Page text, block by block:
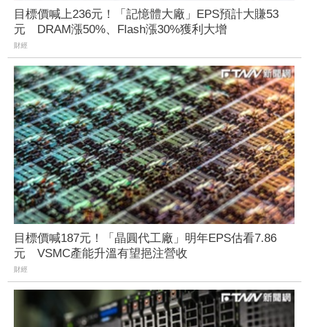
目標價喊上236元！「記憶體大廠」EPS預計大賺53
元 DRAM漲50%、Flash漲30%獲利大增
財經
目標價喊187元！「晶圓代工廠」明年EPS估看7.86
元 VSMC產能升溫有望挹注營收
財經